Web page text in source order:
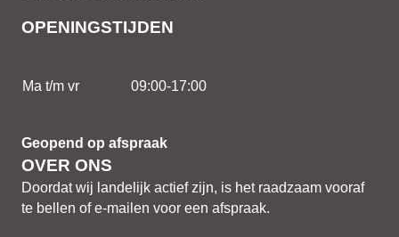
OPENINGSTIJDEN
Ma t/m vr 09:00-17:00
Geopend op afspraak
OVER ONS
Doordat wij landelijk actief zijn, is het raadzaam vooraf
te bellen of e-mailen voor een afspraak.